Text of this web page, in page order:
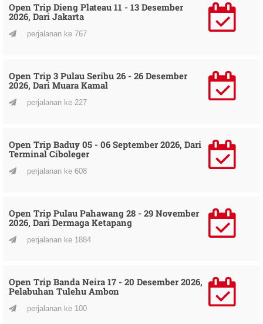
Open Trip Dieng Plateau 11 - 13 Desember
2026, Dari Jakarta
perjalanan ke 767
Open Trip 3 Pulau Seribu 26 - 26 Desember
2026, Dari Muara Kamal
perjalanan ke 227
Open Trip Baduy 05 - 06 September 2026, Dari
Terminal Ciboleger
perjalanan ke 608
Open Trip Pulau Pahawang 28 - 29 November
2026, Dari Dermaga Ketapang
perjalanan ke 1884
Open Trip Banda Neira 17 - 20 Desember 2026,
Pelabuhan Tulehu Ambon
perjalanan ke 100